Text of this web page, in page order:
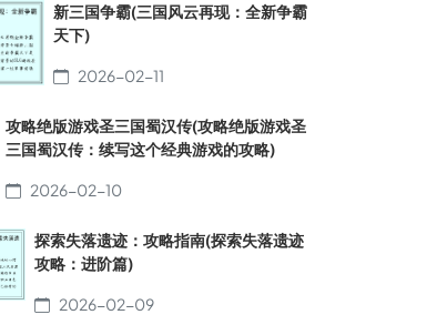
新三国争霸(三国风云再现：全新争霸
天下)
2026-02-11
攻略绝版游戏圣三国蜀汉传(攻略绝版游戏圣
三国蜀汉传：续写这个经典游戏的攻略)
2026-02-10
探索失落遗迹：攻略指南(探索失落遗迹
攻略：进阶篇)
2026-02-09